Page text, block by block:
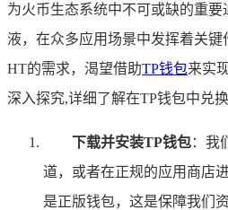
为火币生态系统中不可或缺的重
液，在众多应用场景中发挥着关
HT的需求，渴望借助TP钱包来实
深入探究,详细了解在TP钱包中兑
下载并安装TP钱包：我
道，或者在正规的应用商店
是正版钱包，这是保障我们